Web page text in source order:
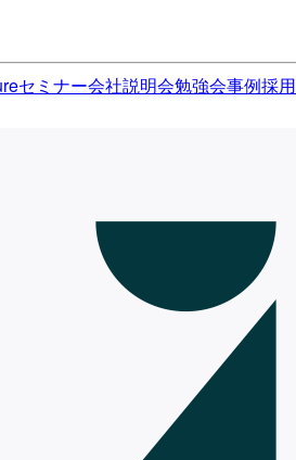
セミナー会社説明会勉強会事例採用